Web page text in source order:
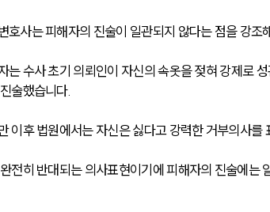
호사는 피해자의 진술이 일관되지 않다는 점을 강조
는 수사 초기 의뢰인이 자신의 속옷을 젖혀 강제로
술했습니다.
이후 법원에서는 자신은 싫다고 강력한 거부의사를
전히 반대되는 의사표현이기에 피해자의 진술에는